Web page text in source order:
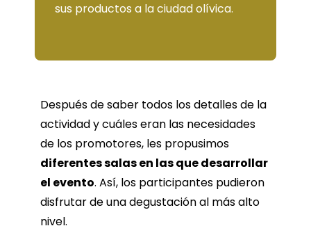
sus productos a la ciudad olívica.
Después de saber todos los detalles de la
actividad y cuáles eran las necesidades
de los promotores, les propusimos
diferentes salas en las que desarrollar
el evento. Así, los participantes pudieron
disfrutar de una degustación al más alto
nivel.